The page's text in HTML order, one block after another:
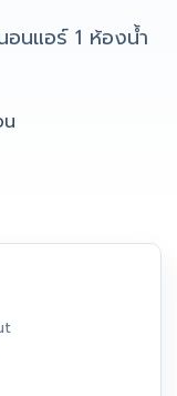
นแอร์ 1 ห้องน้ำ